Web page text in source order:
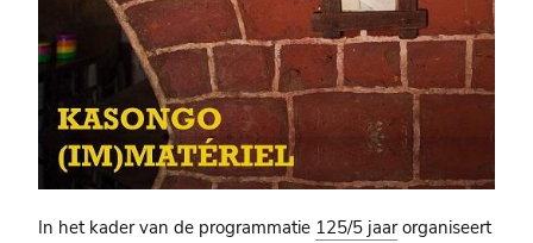
In het kader van de programmatie 125/5 jaarorganiseert